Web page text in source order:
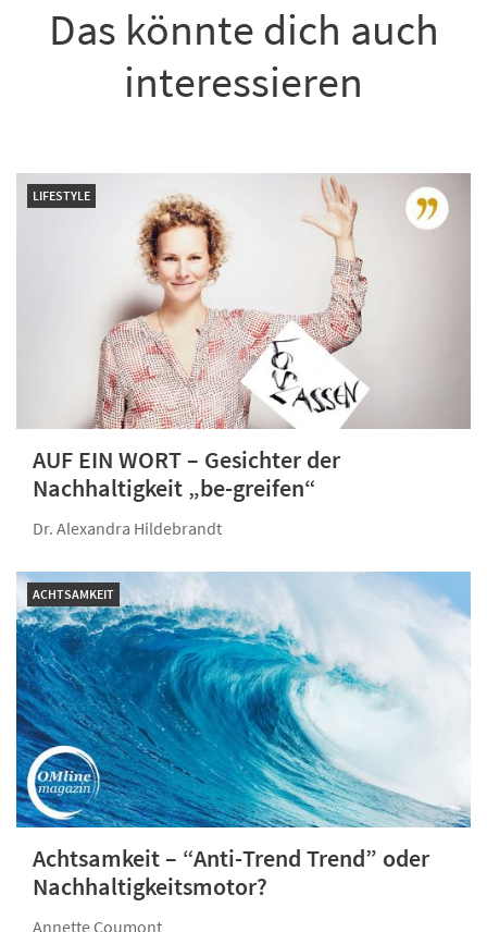
Das könnte dich auch
interessieren
LIFESTYLE
AUF EIN WORT – Gesichter der
Nachhaltigkeit „be-greifen“
Dr. Alexandra Hildebrandt
ACHTSAMKEIT
Achtsamkeit – “Anti-Trend Trend” oder
Nachhaltigkeitsmotor?
Annette Coumont